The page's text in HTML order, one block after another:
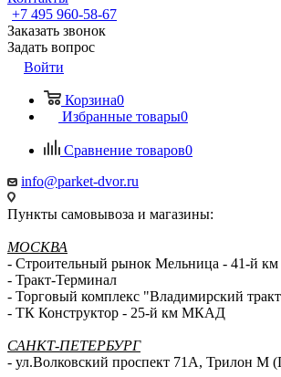
+7 495 960-58-67
Заказать звонок
Задать вопрос
Войти
Корзина0
Избранные товары0
Сравнение товаров0
info@parket-dvor.ru
Пункты самовывоза и магазины:
МОСКВА
- Строительный рынок Мельница - 41-й
- Тракт-Терминал
- Торговый комплекс "Владимирский
- ТК Конструктор - 25-й км МКАД
САНКТ-ПЕТЕРБУРГ
- ул.Волковский проспект 71А, Трилон М